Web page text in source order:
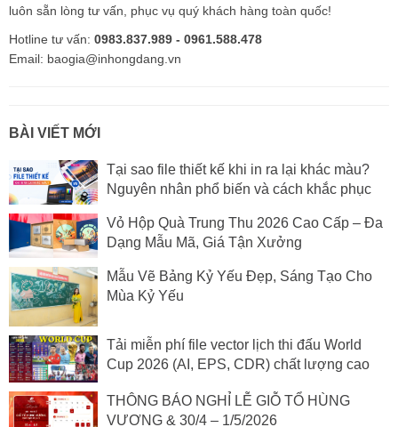
luôn sẵn lòng tư vấn, phục vụ quý khách hàng toàn quốc!
Hotline tư vấn: 0983.837.989 - 0961.588.478
Email: baogia@inhongdang.vn
BÀI VIẾT MỚI
Tại sao file thiết kế khi in ra lại khác màu?
Nguyên nhân phổ biến và cách khắc phục
Vỏ Hộp Quà Trung Thu 2026 Cao Cấp – Đa
Dạng Mẫu Mã, Giá Tận Xưởng
Mẫu Vẽ Bảng Kỷ Yếu Đẹp, Sáng Tạo Cho
Mùa Kỷ Yếu
Tải miễn phí file vector lịch thi đấu World
Cup 2026 (AI, EPS, CDR) chất lượng cao
THÔNG BÁO NGHỈ LỄ GIỖ TỔ HÙNG
VƯƠNG & 30/4 – 1/5/2026